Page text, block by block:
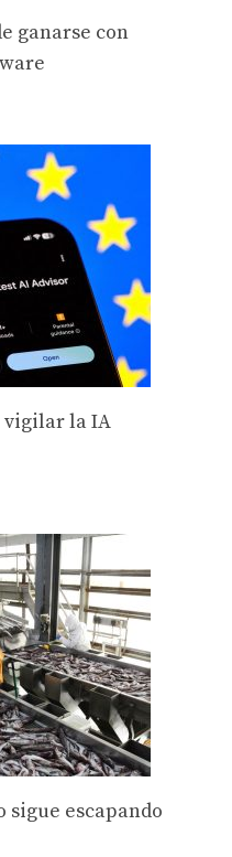
ganarse con
vigilar la IA
sigue escapando